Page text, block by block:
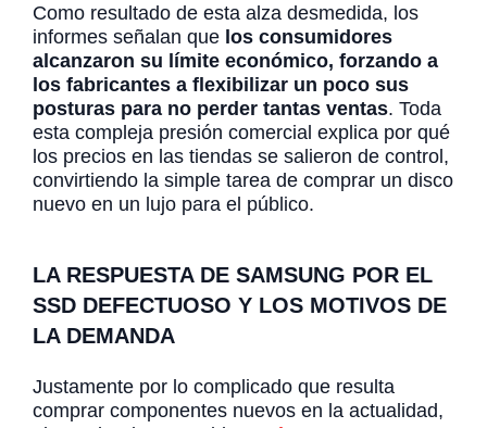
Como resultado de esta alza desmedida, los
informes señalan que los consumidores
alcanzaron su límite económico, forzando a
los fabricantes a flexibilizar un poco sus
posturas para no perder tantas ventas. Toda
esta compleja presión comercial explica por qué
los precios en las tiendas se salieron de control,
convirtiendo la simple tarea de comprar un disco
nuevo en un lujo para el público.
LA RESPUESTA DE SAMSUNG POR EL
SSD DEFECTUOSO Y LOS MOTIVOS DE
LA DEMANDA
Justamente por lo complicado que resulta
comprar componentes nuevos en la actualidad,